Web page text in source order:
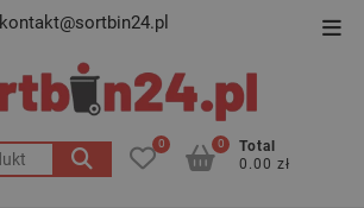
kontakt@sortbin24.pl
Szukaj:
0
Total
0.00 zł
0